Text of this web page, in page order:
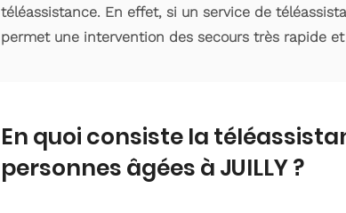
téléassistance. En effet, si un service de
permet une intervention des secours très rapide
En quoi consiste la
personnes âgées à JUILLY ?